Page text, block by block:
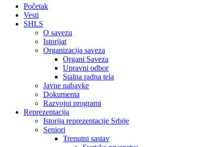
Početak
Vesti
SHLS
O savezu
Istorijat
Organizacija saveza
Organi Saveza
Upravni odbor
Stalna radna tela
Javne nabavke
Dokumenta
Razvojni programi
Reprezentacija
Istorija reprezentacije Srbije
Seniori
Trenutni sastav